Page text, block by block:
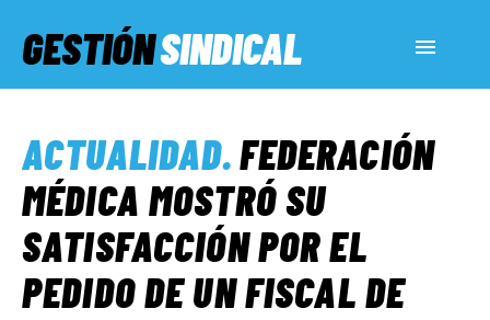
GESTIÓNSINDICAL
SERVICIOS SOCIALES
INFORMES ESPECIALES
ACTUALIDAD.FEDERACIÓN
MÉDICA MOSTRÓ SU
SATISFACCIÓN POR EL
PEDIDO DE UN FISCAL DE